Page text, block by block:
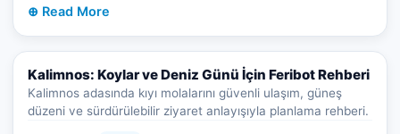
⊕ Read More
Kalimnos: Koylar ve Deniz Günü İçin Feribot Rehberi
Kalimnos adasında kıyı molalarını güvenli ulaşım, güneş
düzeni ve sürdürülebilir ziyaret anlayışıyla planlama rehberi.